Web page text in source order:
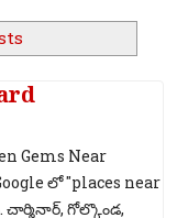
Gems Near
లో "places near
చార్మినార్, గోల్కొండ,